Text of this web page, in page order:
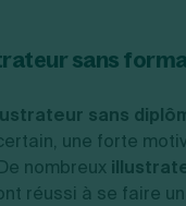
sans
sans
une forte
nombreux
réussi à se faire